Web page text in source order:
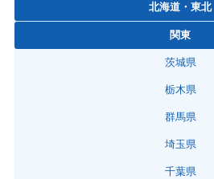
北海道・東北
関東
茨城県
栃木県
群馬県
埼玉県
千葉県